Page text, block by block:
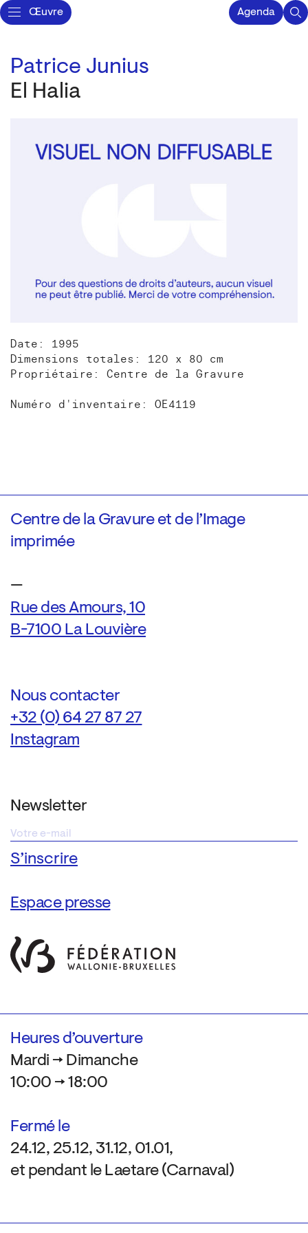
Œuvre Agenda
Patrice Junius
El Halia
Date: 1995
Dimensions totales: 120 x 80 cm
Propriétaire: Centre de la Gravure
Numéro d'inventaire: OE4119
Centre de la Gravure et de l’Image
imprimée
—
Rue des Amours, 10
B-7100 La Louvière
Nous contacter
+32 (0) 64 27 87 27
Instagram
Newsletter
Espace presse
Heures d’ouverture
Mardi → Dimanche
10:00 → 18:00
Fermé le
24.12, 25.12, 31.12, 01.01,
et pendant le Laetare (Carnaval)